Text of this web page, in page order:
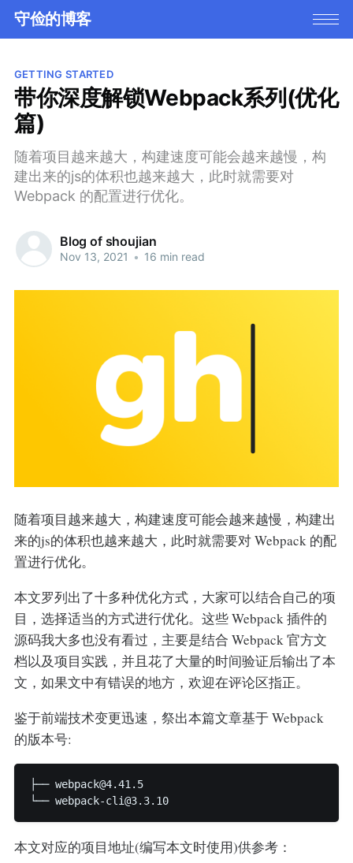
守俭的博客
GETTING STARTED
带你深度解锁Webpack系列(优化
篇)
随着项目越来越大，构建速度可能会越来越慢，构
建出来的js的体积也越来越大，此时就需要对
Webpack 的配置进行优化。
Blog of shoujian
Nov 13, 2021 • 16 min read
随着项目越来越大，构建速度可能会越来越慢，构建出
来的js的体积也越来越大，此时就需要对 Webpack 的配
置进行优化。
本文罗列出了十多种优化方式，大家可以结合自己的项
目，选择适当的方式进行优化。这些 Webpack 插件的
源码我大多也没有看过，主要是结合 Webpack 官方文
档以及项目实践，并且花了大量的时间验证后输出了本
文，如果文中有错误的地方，欢迎在评论区指正。
鉴于前端技术变更迅速，祭出本篇文章基于 Webpack
的版本号:
├── webpack@4.41.5
└── webpack-cli@3.3.10
本文对应的项目地址(编写本文时使用)供参考：